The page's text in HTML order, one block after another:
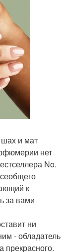
и мат
нет
No.
к
за вами
ни
- обладатель
прекрасного.